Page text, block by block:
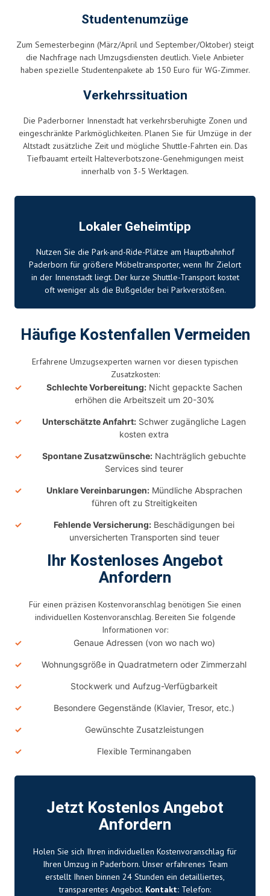
Studentenumzüge
Zum Semesterbeginn (März/April und September/Oktober) steigt
die Nachfrage nach Umzugsdiensten deutlich. Viele Anbieter
haben spezielle Studentenpakete ab 150 Euro für WG-Zimmer.
Verkehrssituation
Die Paderborner Innenstadt hat verkehrsberuhigte Zonen und
eingeschränkte Parkmöglichkeiten. Planen Sie für Umzüge in der
Altstadt zusätzliche Zeit und mögliche Shuttle-Fahrten ein. Das
Tiefbauamt erteilt Halteverbotszone-Genehmigungen meist
innerhalb von 3-5 Werktagen.
Lokaler Geheimtipp
Nutzen Sie die Park-and-Ride-Plätze am Hauptbahnhof
Paderborn für größere Möbeltransporter, wenn Ihr Zielort
in der Innenstadt liegt. Der kurze Shuttle-Transport kostet
oft weniger als die Bußgelder bei Parkverstößen.
Häufige Kostenfallen Vermeiden
Erfahrene Umzugsexperten warnen vor diesen typischen
Zusatzkosten:
Schlechte Vorbereitung:Nicht gepackte Sachen
erhöhen die Arbeitszeit um 20-30%
Unterschätzte Anfahrt: Schwer zugängliche Lagen
kosten extra
Spontane Zusatzwünsche: Nachträglich gebuchte
Services sind teurer
Unklare Vereinbarungen:Mündliche Absprachen
führen oft zu Streitigkeiten
Fehlende Versicherung: Beschädigungen bei
unversicherten Transporten sind teuer
Ihr Kostenloses Angebot
Anfordern
Für einen präzisen Kostenvoranschlag benötigen Sie einen
individuellen Kostenvoranschlag. Bereiten Sie folgende
Informationen vor:
Genaue Adressen (von wo nach wo)
Wohnungsgröße in Quadratmetern oder Zimmerzahl
Stockwerk und Aufzug-Verfügbarkeit
Besondere Gegenstände (Klavier, Tresor, etc.)
Gewünschte Zusatzleistungen
Flexible Terminangaben
Jetzt Kostenlos Angebot
Anfordern
Holen Sie sich Ihren individuellen Kostenvoranschlag für
Ihren Umzug in Paderborn. Unser erfahrenes Team
erstellt Ihnen binnen 24 Stunden ein detailliertes,
transparentes Angebot. Kontakt: Telefon: